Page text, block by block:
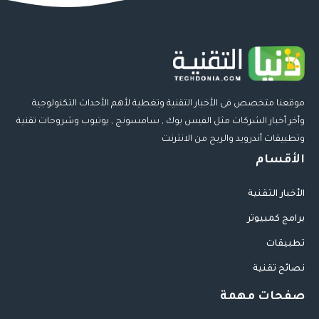
موقعنا متخصص فى الأخبار التقنية وتغطية لأهم الأحداث التكنولوجية
وأخر أخبار الشركات مثل الفيس بوك , سامسونج , يوتيوب وشروحات تقنية
وتطبيقات أندرويد والربح من الانترنت
الأقسام
الأخبار التقنية
برامج كمبيوتر
تطبيقات
نصائح تقنية
صفحات مهمة